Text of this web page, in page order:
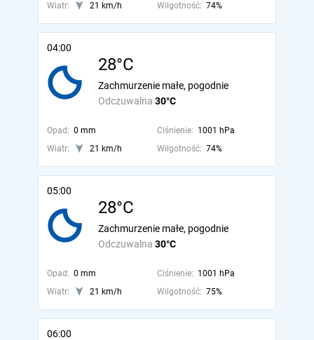
Wiatr:
21 km/h Wilgotność: 74%
04:00
28°C
Odczuwalna 30°C
Zachmurzenie małe, pogodnie
Opad: 0 mm Ciśnienie: 1001 hPa
Wiatr:
21 km/h Wilgotność: 74%
05:00
28°C
Odczuwalna 30°C
Zachmurzenie małe, pogodnie
Opad: 0 mm Ciśnienie: 1001 hPa
Wiatr:
21 km/h Wilgotność: 75%
06:00